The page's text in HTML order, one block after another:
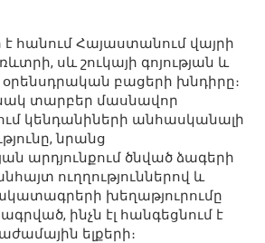
է հանում Հայաստանում վայրի
սև շուկայի գոյության և
բացերի խնդիրը։
տարբեր մասնավոր
կենդանիների անհասկանալի
նրանց
արդյունքում ծնված ձագերի
ուղղություններով և
խեղաթյուրումը
ինչն էլ հանգեցնում է
ելքերի։